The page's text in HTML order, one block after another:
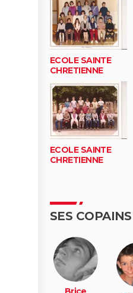
ECOLE SAINTE
CHRETIENNE
ECOLE SAINTE
CHRETIENNE
SES COPAINS